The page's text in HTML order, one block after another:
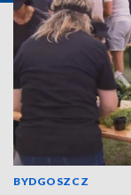
BYDGOSZCZ